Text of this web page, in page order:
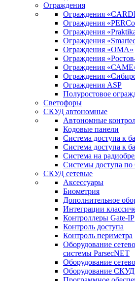
Ограждения
Ограждения
Ограждения
Ограждения
Ограждения
Ограждения «ОМА»
Ограждения
Ограждения
Ограждения
Ограждения ASP
Полуростовое
Светофоры
СКУД автономные
Автономные
Кодовые панели
Система доступа к
Система доступа к
Система на
Системы доступа по
СКУД сетевые
Аксессуары
Биометрия
Дополнительное
Интеграции
Контроллеры Gate-IP
Контроль доступа
Контроль периметра
Оборудование
системы ParsecNET
Оборудование
Оборудование СКУД